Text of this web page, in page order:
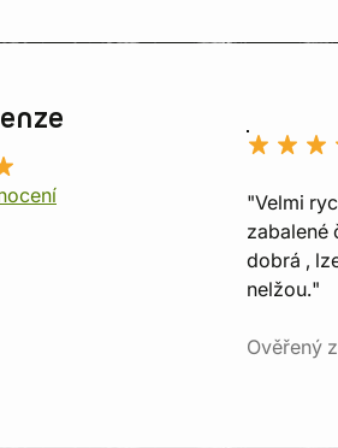
"Velmi
zabalené
dobrá ,
nelžou."
Ověřený